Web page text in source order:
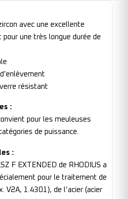
avec une excellente
pour une très longue durée de
résistant
:
pour les meuleuses
de puissance.
:
F EXTENDED de RHODIUS a
pour le traitement de
V2A, 1.4301), de l’acier (acier